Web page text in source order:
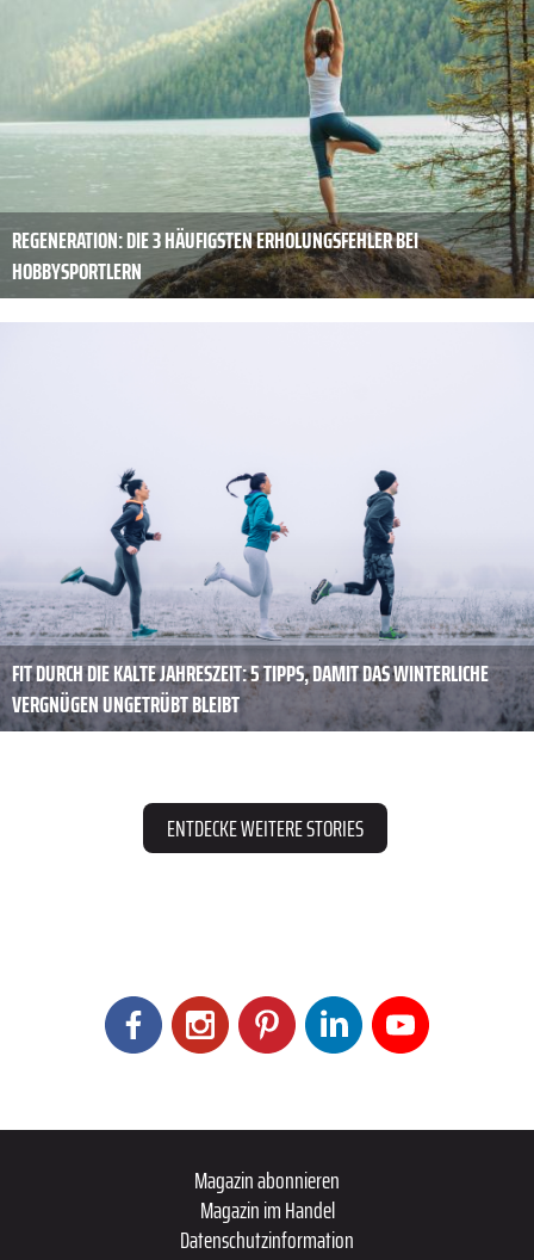
REGENERATION: DIE 3 HÄUFIGSTEN ERHOLUNGSFEHLER BEI
HOBBYSPORTLERN
FIT DURCH DIE KALTE JAHRESZEIT: 5 TIPPS, DAMIT DAS WINTERLICHE
VERGNÜGEN UNGETRÜBT BLEIBT
ENTDECKE WEITERE STORIES
Magazin abonnieren
Magazin im Handel
Datenschutzinformation